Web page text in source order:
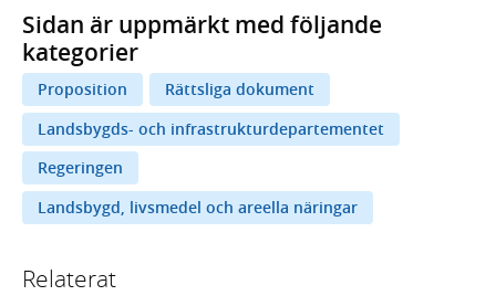
Sidan är uppmärkt med följande
kategorier
Proposition
Rättsliga dokument
Landsbygds- och infrastrukturdepartementet
Regeringen
Landsbygd, livsmedel och areella näringar
Relaterat